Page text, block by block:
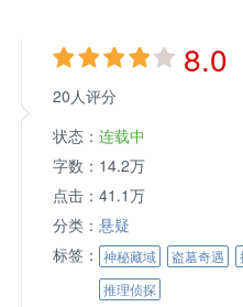
8.0
20人评分
状态： 连载中
字数： 14.2万
点击： 41.1万
分类： 悬疑
标签： 神秘藏域 盗墓奇遇
推理侦探